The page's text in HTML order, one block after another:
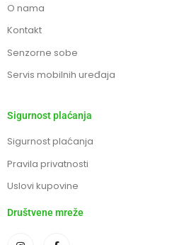
O nama
Kontakt
Senzorne sobe
Servis mobilnih uređaja
Sigurnost plaćanja
Sigurnost plaćanja
Pravila privatnosti
Uslovi kupovine
Društvene mreže